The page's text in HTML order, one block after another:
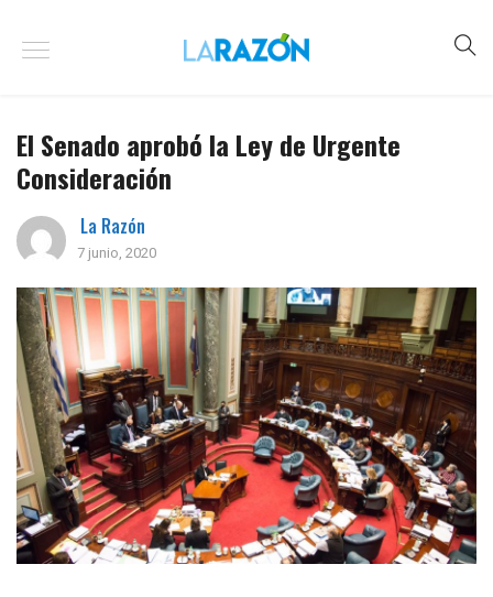
El Senado aprobó la Ley de Urgente
Consideración
La Razón
7 junio, 2020